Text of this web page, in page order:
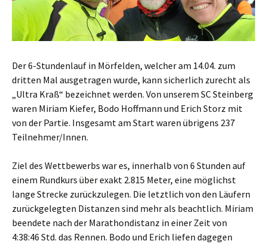
Der 6-Stundenlauf in Mörfelden, welcher am 14.04. zum
dritten Mal ausgetragen wurde, kann sicherlich zurecht als
„Ultra Kraß“ bezeichnet werden. Von unserem SC Steinberg
waren Miriam Kiefer, Bodo Hoffmann und Erich Storz mit
von der Partie. Insgesamt am Start waren übrigens 237
Teilnehmer/Innen.
Ziel des Wettbewerbs war es, innerhalb von 6 Stunden auf
einem Rundkurs über exakt 2.815 Meter, eine möglichst
lange Strecke zurückzulegen. Die letztlich von den Läufern
zurückgelegten Distanzen sind mehr als beachtlich. Miriam
beendete nach der Marathondistanz in einer Zeit von
4:38:46 Std. das Rennen. Bodo und Erich liefen dagegen